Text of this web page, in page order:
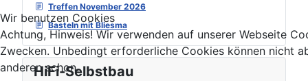
Treffen November 2026
Basteln mit Bliesma
HiFi-Selbstbau
Wir benutzen Cookies
Achtung, Hinweis! Wir verwenden auf unserer Webseite
Zwecken. Unbedingt erforderliche Cookies können nicht
anderen schon.